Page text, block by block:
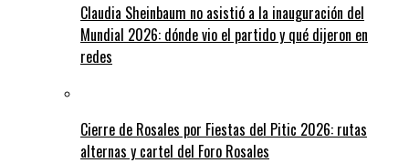
Claudia Sheinbaum no asistió a la inauguración del
Mundial 2026: dónde vio el partido y qué dijeron en
redes
Cierre de Rosales por Fiestas del Pitic 2026: rutas
alternas y cartel del Foro Rosales